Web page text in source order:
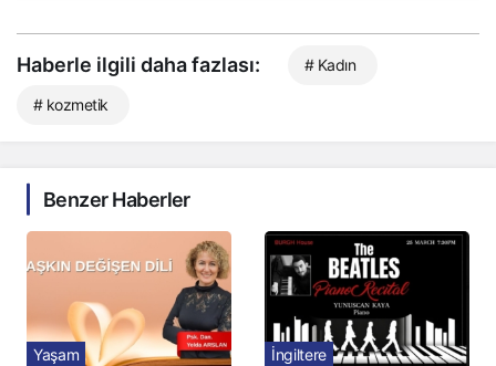
Haberle ilgili daha fazlası: # Kadın
# kozmetik
Benzer Haberler
Yaşam İngiltere